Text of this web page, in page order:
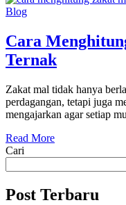
Blog
Cara
Ternak
Zakat mal tidak hanya
perdagangan, tetapi juga
mengajarkan agar setiap
Read More
Cari
Post Terbaru